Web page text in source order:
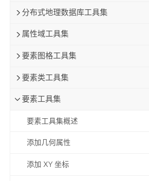
分布式地理数据库工具集
属性域工具集
要素图格工具集
要素类工具集
要素工具集
要素工具集概述
添加几何属性
添加 XY 坐标